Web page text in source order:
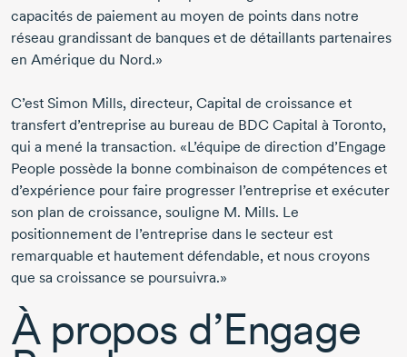
capacités de paiement au moyen de points dans notre
réseau grandissant de banques et de détaillants partenaires
en Amérique du Nord.»
C’est Simon Mills, directeur, Capital de croissance et
transfert d’entreprise au bureau de BDC Capital à Toronto,
qui a mené la transaction. «L’équipe de direction d’Engage
People possède la bonne combinaison de compétences et
d’expérience pour faire progresser l’entreprise et exécuter
son plan de croissance, souligne M. Mills. Le
positionnement de l’entreprise dans le secteur est
remarquable et hautement défendable, et nous croyons
que sa croissance se poursuivra.»
À propos d’Engage